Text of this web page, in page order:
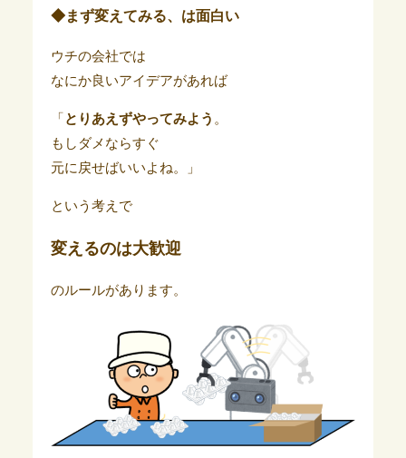
◆まず変えてみる、は面白い
ウチの会社では
なにか良いアイデアがあれば
「とりあえずやってみよう 。
もしダメならすぐ
元に戻せばいいよね。」
という考えで
変えるのは大歓迎
のルールがあります。